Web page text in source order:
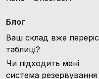
Блог
Ваш склад вже переріс
таблиці?
Чи підходить мені
система резервування